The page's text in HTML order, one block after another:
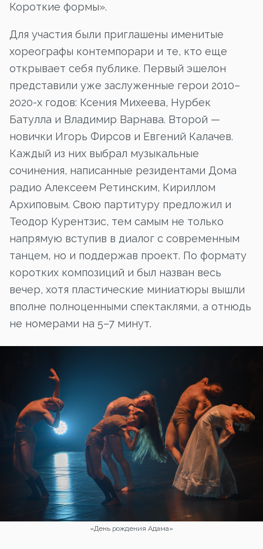
Короткие формы».
Для участия были приглашены именитые
хореографы контемпорари и те, кто еще
открывает себя публике. Первый эшелон
представили уже заслуженные герои 2010–
2020-х годов: Ксения Михеева, Нурбек
Батулла и Владимир Варнава. Второй —
новички Игорь Фирсов и Евгений Калачев.
Каждый из них выбрал музыкальные
сочинения, написанные резидентами Дома
радио Алексеем Ретинским, Кириллом
Архиповым. Свою партитуру предложил и
Теодор Курентзис, тем самым не только
напрямую вступив в диалог с современным
танцем, но и поддержав проект. По формату
коротких композиций и был назван весь
вечер, хотя пластические миниатюры вышли
вполне полноценными спектаклями, а отнюдь
не номерами на 5–7 минут.
«День рождения Адама»